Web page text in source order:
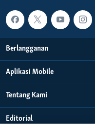
Berlangganan
Aplikasi Mobile
Tentang Kami
Editorial